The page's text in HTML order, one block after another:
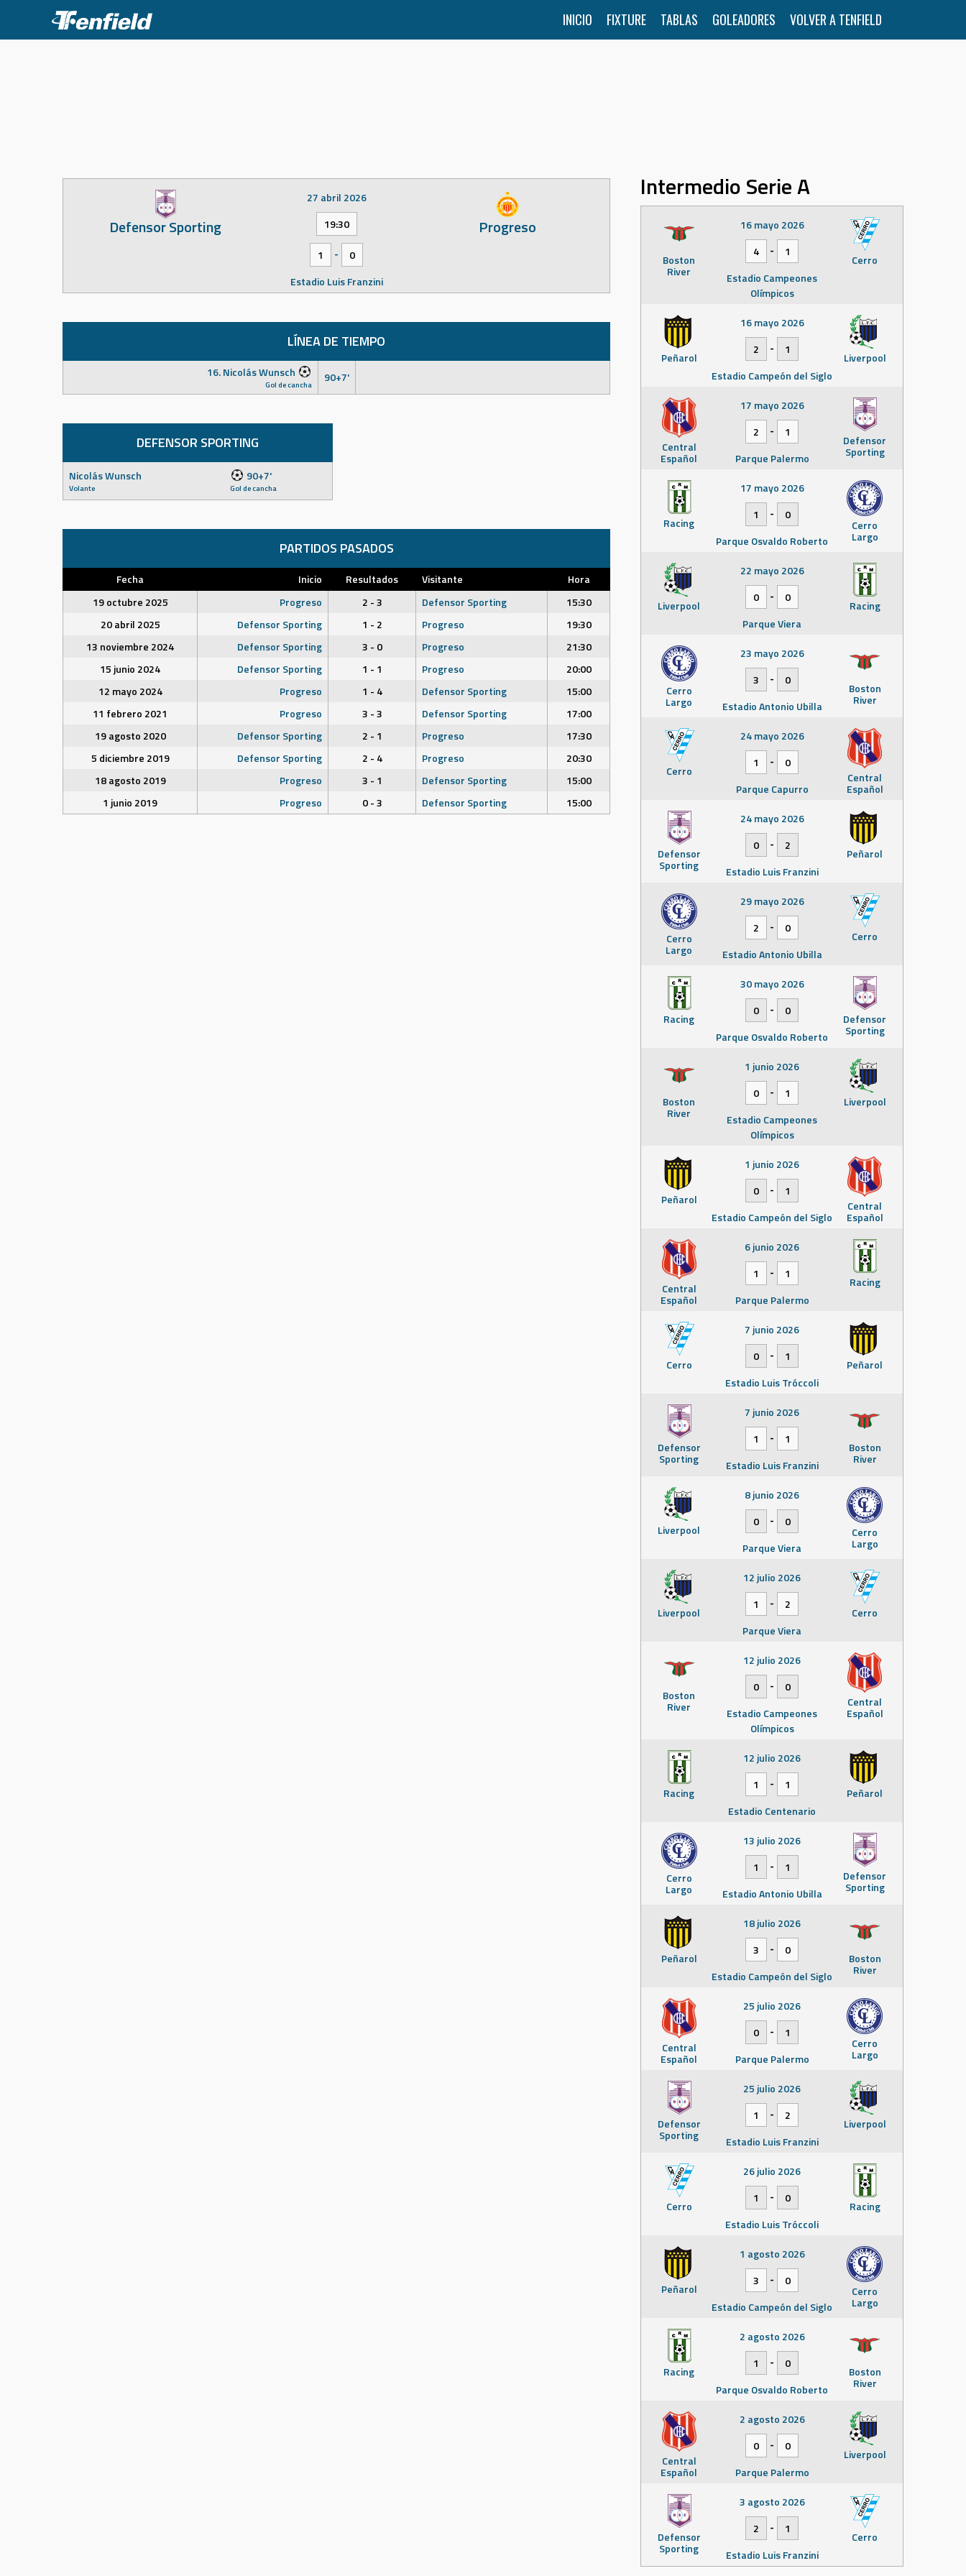
content
INICIO FIXTURE TABLAS GOLEADORES VOLVER A TENFIELD
Defensor Sporting Progreso
27 abril 2026
19:30
1 -
0
Estadio Luis Franzini
LÍNEA DE TIEMPO
16. Nicolás Wunsch
Gol de cancha 90+7'
DEFENSOR SPORTING
Nicolás Wunsch
Volante
90+7'
Gol de cancha
PARTIDOS PASADOS
Fecha Inicio Resultados Visitante
Hora
19 octubre 2025
Progreso 2 - 3 Defensor Sporting
15:30
20 abril 2025
Defensor Sporting 1 - 2 Progreso
19:30
13 noviembre 2024
Defensor Sporting 3 - 0 Progreso
21:30
15 junio 2024
Defensor Sporting 1 - 1 Progreso
20:00
12 mayo 2024
Progreso 1 - 4 Defensor Sporting
15:00
11 febrero 2021
Progreso 3 - 3 Defensor Sporting
17:00
19 agosto 2020
Defensor Sporting 2 - 1 Progreso
17:30
5 diciembre 2019
Defensor Sporting 2 - 4 Progreso
20:30
18 agosto 2019
Progreso 3 - 1 Defensor Sporting
15:00
1 junio 2019
Progreso 0 - 3 Defensor Sporting 15:00
Intermedio Serie A
Boston
River
Cerro
16 mayo 2026
4
-
1
Estadio Campeones
Olímpicos
Peñarol Liverpool
16 mayo 2026
2
-
1
Estadio Campeón del Siglo
Central
Español
Defensor
Sporting
17 mayo 2026
2
-
1
Parque Palermo
Racing Cerro
Largo
17 mayo 2026
1
-
0
Parque Osvaldo Roberto
Liverpool Racing
22 mayo 2026
0
-
0
Parque Viera
Cerro
Largo
Boston
River
23 mayo 2026
3
-
0
Estadio Antonio Ubilla
Cerro Central
Español
24 mayo 2026
1
-
0
Parque Capurro
Defensor
Sporting
Peñarol
24 mayo 2026
0
-
2
Estadio Luis Franzini
Cerro
Largo
Cerro
29 mayo 2026
2
-
0
Estadio Antonio Ubilla
Racing Defensor
Sporting
30 mayo 2026
0
-
0
Parque Osvaldo Roberto
Boston
River
Liverpool
1 junio 2026
0
-
1
Estadio Campeones
Olímpicos
Peñarol Central
Español
1 junio 2026
0
-
1
Estadio Campeón del Siglo
Central
Español
Racing
6 junio 2026
1
-
1
Parque Palermo
Cerro Peñarol
7 junio 2026
0
-
1
Estadio Luis Tróccoli
Defensor
Sporting
Boston
River
7 junio 2026
1
-
1
Estadio Luis Franzini
Liverpool Cerro
Largo
8 junio 2026
0
-
0
Parque Viera
Liverpool Cerro
12 julio 2026
1
-
2
Parque Viera
Boston
River Central
Español
12 julio 2026
0
-
0
Estadio Campeones
Olímpicos
Racing Peñarol
12 julio 2026
1
-
1
Estadio Centenario
Cerro
Largo
Defensor
Sporting
13 julio 2026
1
-
1
Estadio Antonio Ubilla
Peñarol Boston
River
18 julio 2026
3
-
0
Estadio Campeón del Siglo
Central
Español
Cerro
Largo
25 julio 2026
0
-
1
Parque Palermo
Defensor
Sporting
Liverpool
25 julio 2026
1
-
2
Estadio Luis Franzini
Cerro Racing
26 julio 2026
1
-
0
Estadio Luis Tróccoli
Peñarol Cerro
Largo
1 agosto 2026
3
-
0
Estadio Campeón del Siglo
Racing Boston
River
2 agosto 2026
1
-
0
Parque Osvaldo Roberto
Central
Español
Liverpool
2 agosto 2026
0
-
0
Parque Palermo
Defensor
Sporting
Cerro
3 agosto 2026
2
-
1
Estadio Luis Franzini